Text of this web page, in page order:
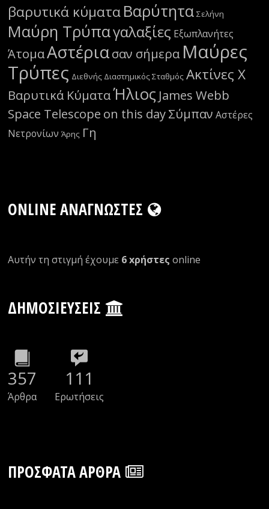
βαρυτικά κύματαΒαρύτητα Σελήνη
Μαύρη Τρύπαγαλαξίες Εξωπλανήτες
ΆτομαΑστέριασαν σήμερα Μαύρες
Τρύπες Διεθνής Διαστημικός Σταθμός Ακτίνες Χ
Βαρυτικά ΚύματαΉλιος James Webb
Space Telescope on this dayΣύμπαν Αστέρες
Νετρονίων Άρης Γη
ONLINE ΑΝΑΓΝΏΣΤΕΣ
Αυτήν τη στιγμή έχουμε 6 xρήστες οnline
ΔΗΜΟΣΙΕΎΣΕΙΣ
357
Άρθρα
111
Ερωτήσεις
ΠΡΌΣΦΑΤΑ ΆΡΘΡΑ